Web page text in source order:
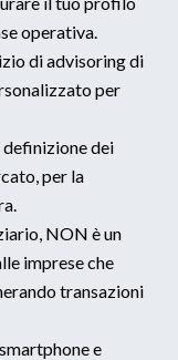
operativa.
di advisoring di
per
definizione dei
per la
NON è un
imprese che
transazioni
e